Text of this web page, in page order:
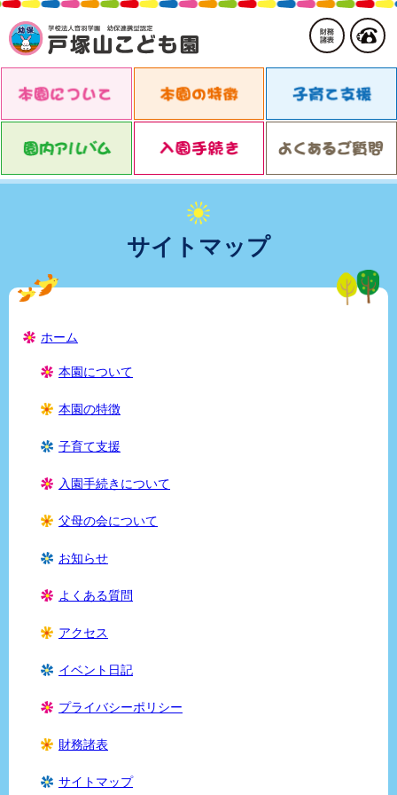
サイトマップ
ホーム
本園について
本園の特徴
子育て支援
入園手続きについて
父母の会について
お知らせ
よくある質問
アクセス
イベント日記
プライバシーポリシー
財務諸表
サイトマップ